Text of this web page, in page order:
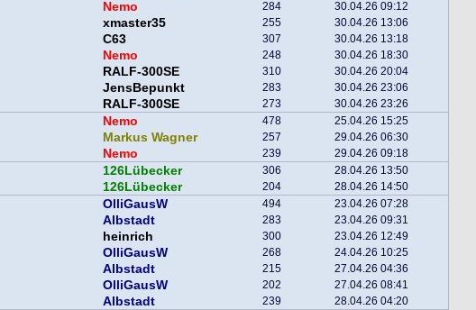
Nemo 284 30.04.26 09:12
xmaster35 255 30.04.26 13:06
C63 307 30.04.26 13:18
Nemo 248 30.04.26 18:30
RALF-300SE 310 30.04.26 20:04
JensBepunkt 283 30.04.26 23:06
RALF-300SE 273 30.04.26 23:26
Nemo 478 25.04.26 15:25
Markus Wagner 257 29.04.26 06:30
Nemo 239 29.04.26 09:18
126Lübecker 306 28.04.26 13:50
126Lübecker 204 28.04.26 14:50
OlliGausW 494 23.04.26 07:28
Albstadt 283 23.04.26 09:31
heinrich 300 23.04.26 12:49
OlliGausW 268 24.04.26 10:25
Albstadt 215 27.04.26 04:36
OlliGausW 202 27.04.26 08:41
Albstadt 239 28.04.26 04:20